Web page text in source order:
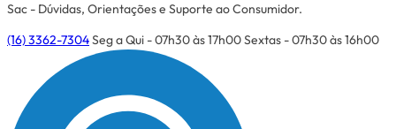
Sac - Dúvidas, Orientações e Suporte ao Consumidor.
(16) 3362-7304Seg a Qui - 07h30 às 17h00Sextas - 07h30 às 16h00